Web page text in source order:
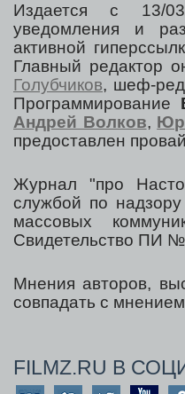
Издается с 13/
уведомления и
активной
Главный редактор
Голубчиков, шеф-
Программирование
Андрей Волков,
предоставлен
Журнал "про
службой по
массовых
Свидетельство ПИ №
Мнения авторов,
совпадать с
FILMZ.RU В